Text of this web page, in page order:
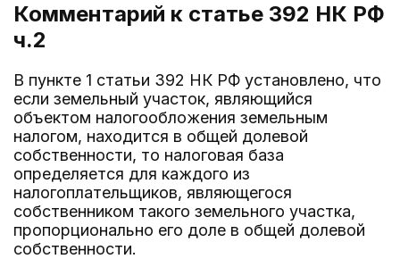
Комментарий к статье 392 НК РФ
ч.2
В пункте 1 статьи 392 НК РФ установлено, что
если земельный участок, являющийся
объектом налогообложения земельным
налогом, находится в общей долевой
собственности, то налоговая база
определяется для каждого из
налогоплательщиков, являющегося
собственником такого земельного участка,
пропорционально его доле в общей долевой
собственности.